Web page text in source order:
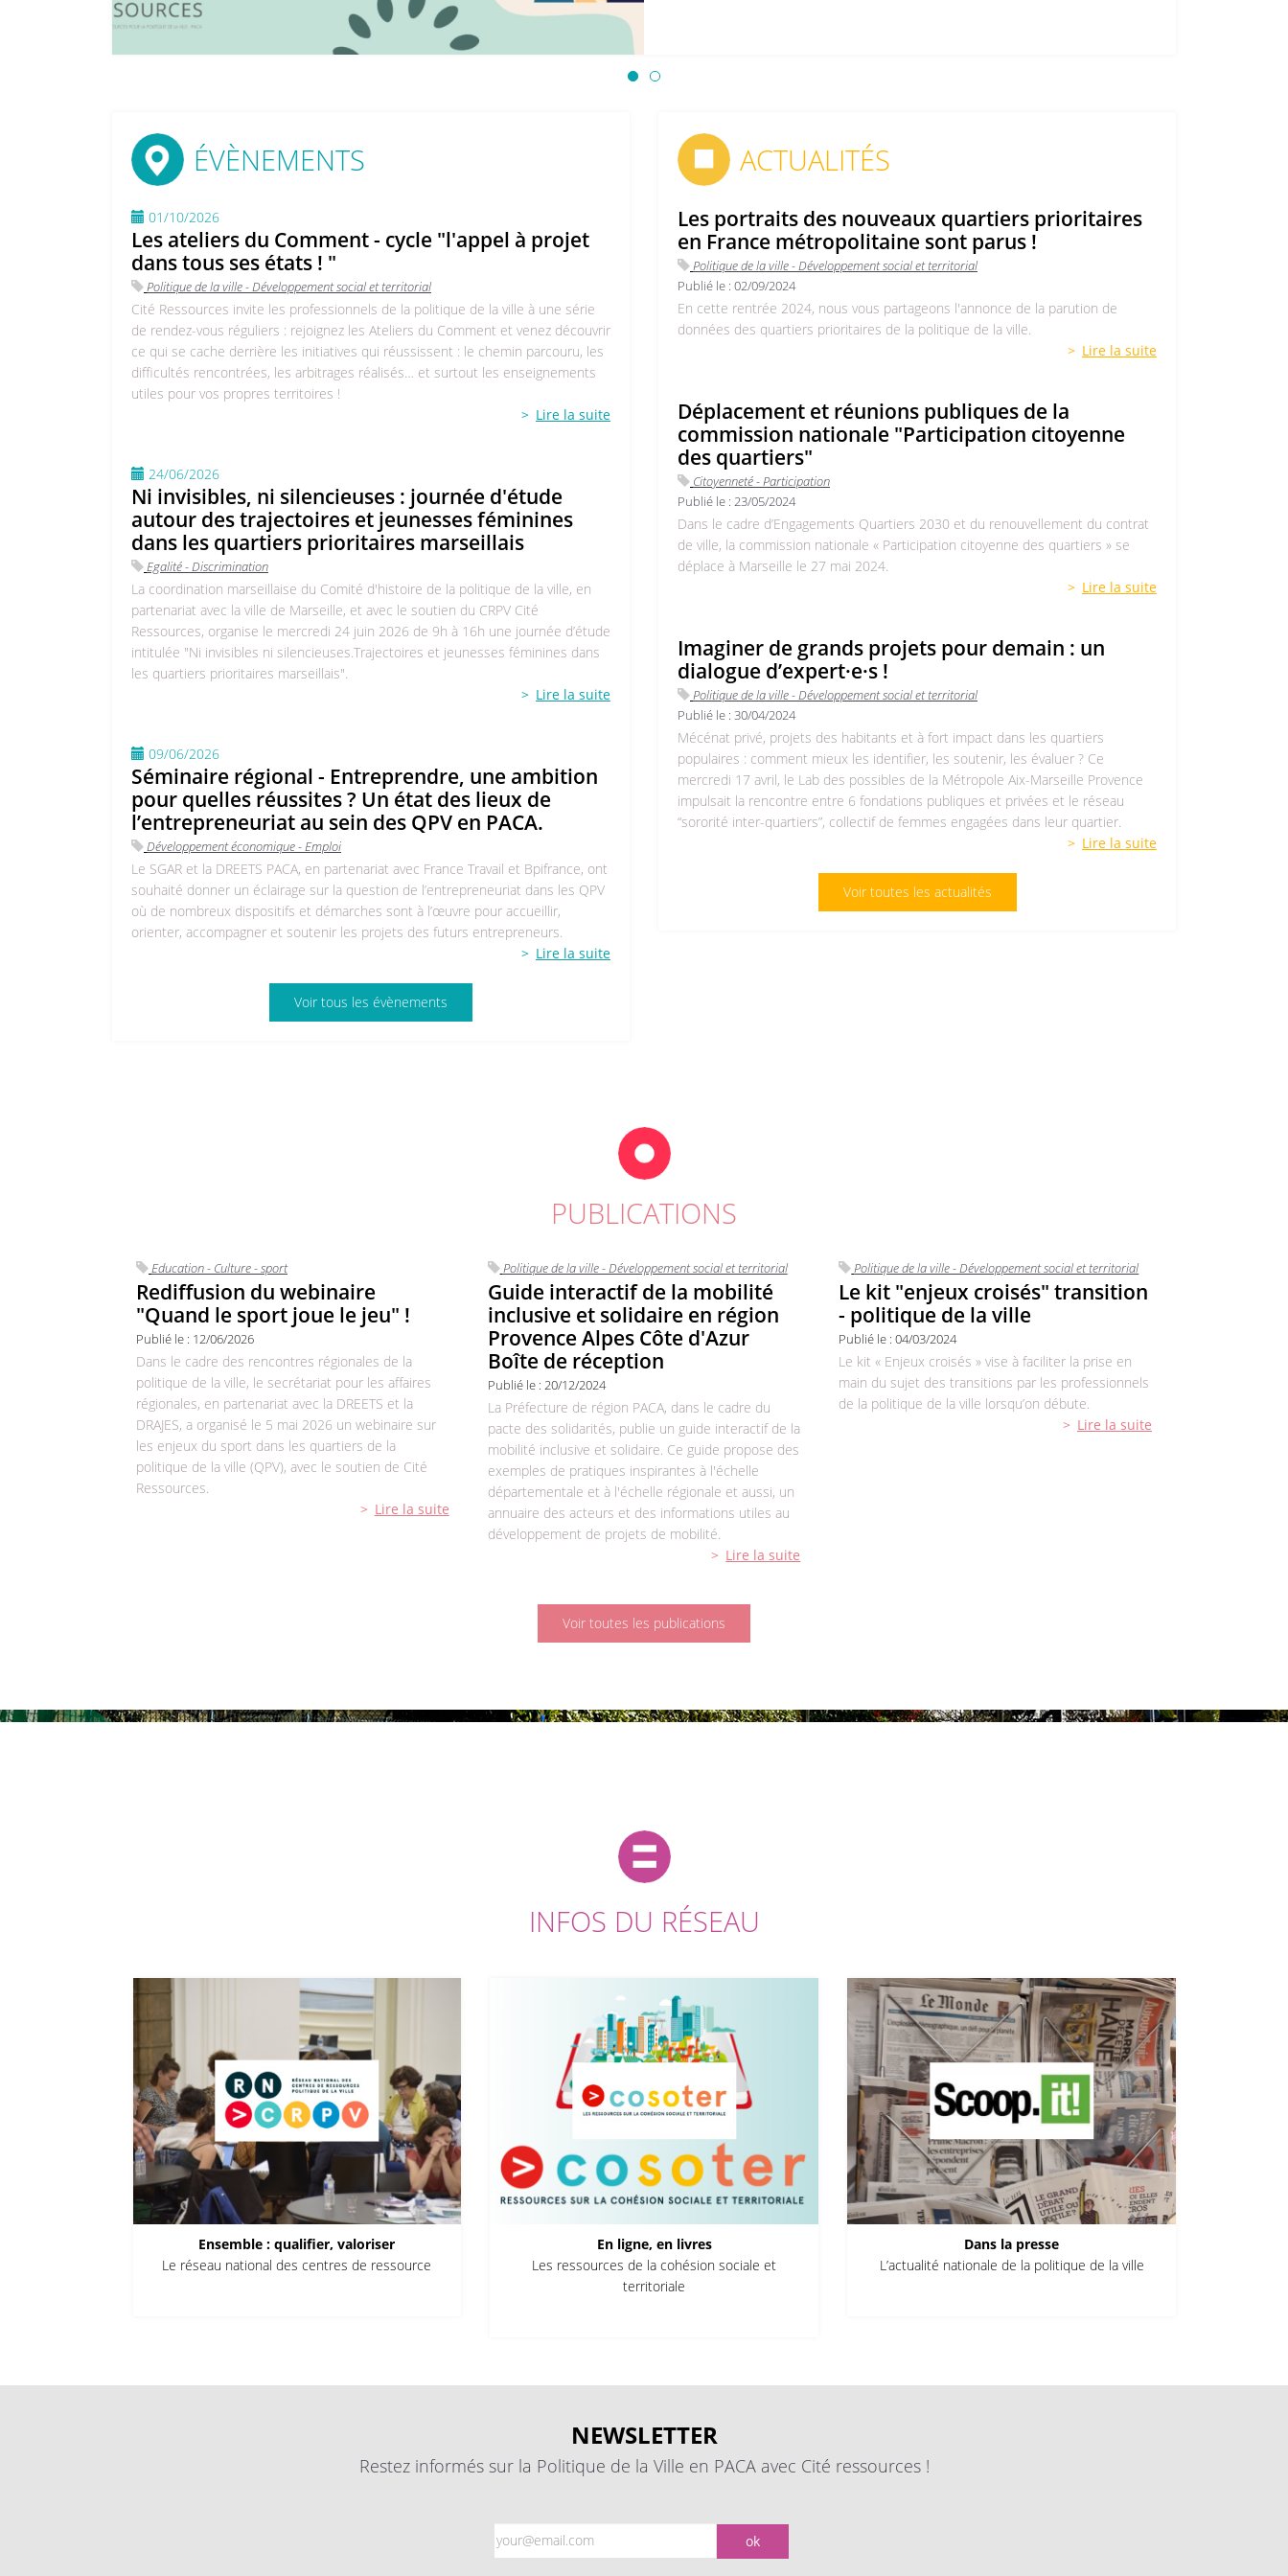
ÉVÈNEMENTS
01/10/2026
Les ateliers du Comment - cycle "l'appel à projet
dans tous ses états ! "
Politique de la ville - Développement social et territorial
Cité Ressources invite les professionnels de la politique de la ville à une série
de rendez-vous réguliers : rejoignez les Ateliers du Comment et venez découvrir
ce qui se cache derrière les initiatives qui réussissent : le chemin parcouru, les
difficultés rencontrées, les arbitrages réalisés… et surtout les enseignements
utiles pour vos propres territoires !
Lire la suite
24/06/2026
Ni invisibles, ni silencieuses : journée d'étude
autour des trajectoires et jeunesses féminines
dans les quartiers prioritaires marseillais
Egalité - Discrimination
La coordination marseillaise du Comité d'histoire de la politique de la ville, en
partenariat avec la ville de Marseille, et avec le soutien du CRPV Cité
Ressources, organise le mercredi 24 juin 2026 de 9h à 16h une journée d’étude
intitulée "Ni invisibles ni silencieuses.Trajectoires et jeunesses féminines dans
les quartiers prioritaires marseillais".
Lire la suite
09/06/2026
Séminaire régional - Entreprendre, une ambition
pour quelles réussites ? Un état des lieux de
l’entrepreneuriat au sein des QPV en PACA.
Développement économique - Emploi
Le SGAR et la DREETS PACA, en partenariat avec France Travail et Bpifrance, ont
souhaité donner un éclairage sur la question de l’entrepreneuriat dans les QPV
où de nombreux dispositifs et démarches sont à l’œuvre pour accueillir,
orienter, accompagner et soutenir les projets des futurs entrepreneurs.
Lire la suite
Voir tous les évènements
ACTUALITÉS
Les portraits des nouveaux quartiers prioritaires
en France métropolitaine sont parus !
Politique de la ville - Développement social et territorial
Publié le : 02/09/2024
En cette rentrée 2024, nous vous partageons l'annonce de la parution de
données des quartiers prioritaires de la politique de la ville.
Lire la suite
Déplacement et réunions publiques de la
commission nationale "Participation citoyenne
des quartiers"
Citoyenneté - Participation
Publié le : 23/05/2024
Dans le cadre d’Engagements Quartiers 2030 et du renouvellement du contrat
de ville, la commission nationale « Participation citoyenne des quartiers » se
déplace à Marseille le 27 mai 2024.
Lire la suite
Imaginer de grands projets pour demain : un
dialogue d’expert·e·s !
Politique de la ville - Développement social et territorial
Publié le : 30/04/2024
Mécénat privé, projets des habitants et à fort impact dans les quartiers
populaires : comment mieux les identifier, les soutenir, les évaluer ? Ce
mercredi 17 avril, le Lab des possibles de la Métropole Aix-Marseille Provence
impulsait la rencontre entre 6 fondations publiques et privées et le réseau
“sororité inter-quartiers”, collectif de femmes engagées dans leur quartier.
Lire la suite
Voir toutes les actualités
PUBLICATIONS
Education - Culture - sport
Rediffusion du webinaire
"Quand le sport joue le jeu" !
Publié le : 12/06/2026
Dans le cadre des rencontres régionales de la
politique de la ville, le secrétariat pour les affaires
régionales, en partenariat avec la DREETS et la
DRAJES, a organisé le 5 mai 2026 un webinaire sur
les enjeux du sport dans les quartiers de la
politique de la ville (QPV), avec le soutien de Cité
Ressources.
Lire la suite
Politique de la ville - Développement social et territorial
Guide interactif de la mobilité
inclusive et solidaire en région
Provence Alpes Côte d'Azur
Boîte de réception
Publié le : 20/12/2024
La Préfecture de région PACA, dans le cadre du
pacte des solidarités, publie un guide interactif de la
mobilité inclusive et solidaire. Ce guide propose des
exemples de pratiques inspirantes à l'échelle
départementale et à l'échelle régionale et aussi, un
annuaire des acteurs et des informations utiles au
développement de projets de mobilité.
Lire la suite
Politique de la ville - Développement social et territorial
Le kit "enjeux croisés" transition
- politique de la ville
Publié le :04/03/2024
Le kit « Enjeux croisés » vise à faciliter la prise en
main du sujet des transitions par les professionnels
de la politique de la ville lorsqu’on débute.
Lire la suite
Voir toutes les publications
INFOS DU RÉSEAU
Ensemble : qualifier, valoriser
Le réseau national des centres de ressource
En ligne, en livres
Les ressources de la cohésion sociale et
territoriale
Dans la presse
L’actualité nationale de la politique de la ville
NEWSLETTER
Restez informés sur la Politique de la Ville en PACA avec Cité ressources !
ok